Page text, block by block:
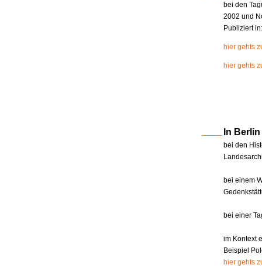
bei den
2002 und
Publiziert
hier gehts
hier gehts
In
bei den
bei einem
bei einer
im Kontext
Beispiel
hier gehts